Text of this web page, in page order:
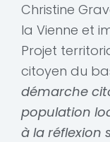
Christine
la Vienne et
Projet
citoyen du
démarche
population
à la réflexion